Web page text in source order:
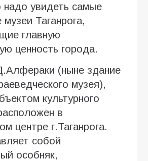
надо увидеть самые
Таганрога,
главную
ценность города.
(ныне здание
музея),
культурного
в
центре г.Таганрога.
собой
особняк,